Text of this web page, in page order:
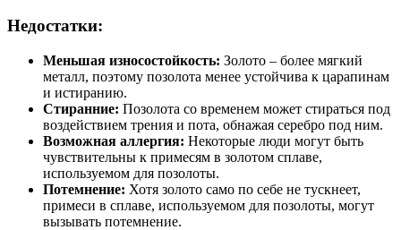
Недостатки:
Меньшая износостойкость: Золото – более мягкий
металл, поэтому позолота менее устойчива к царапинам
и истиранию.
Стиранние: Позолота со временем может стираться под
воздействием трения и пота, обнажая серебро под ним.
Возможная аллергия: Некоторые люди могут быть
чувствительны к примесям в золотом сплаве,
используемом для позолоты.
Потемнение: Хотя золото само по себе не тускнеет,
примеси в сплаве, используемом для позолоты, могут
вызывать потемнение.